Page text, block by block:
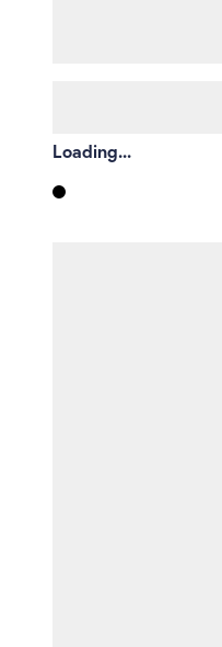
Loading...